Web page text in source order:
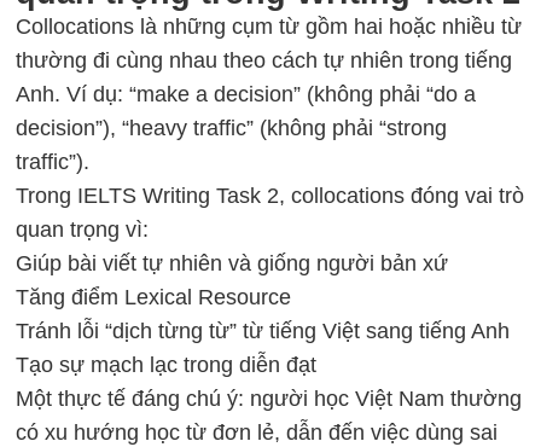
Collocations là những cụm từ gồm hai hoặc nhiều từ
thường đi cùng nhau theo cách tự nhiên trong tiếng
Anh. Ví dụ: “make a decision” (không phải “do a
decision”), “heavy traffic” (không phải “strong
traffic”).
Trong IELTS Writing Task 2, collocations đóng vai trò
quan trọng vì:
Giúp bài viết tự nhiên và giống người bản xứ
Tăng điểm Lexical Resource
Tránh lỗi “dịch từng từ” từ tiếng Việt sang tiếng Anh
Tạo sự mạch lạc trong diễn đạt
Một thực tế đáng chú ý: người học Việt Nam thường
có xu hướng học từ đơn lẻ, dẫn đến việc dùng sai